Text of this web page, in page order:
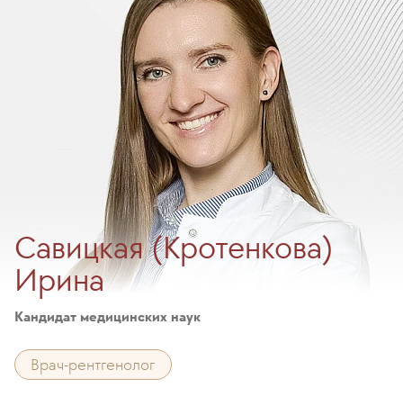
Савицкая (Кротенкова)
Ирина
Кандидат медицинских наук
Врач-рентгенолог